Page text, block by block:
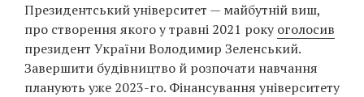
Президентський університет — майбутній виш,
про створення якого у травні 2021 рокуоголосив
президент України Володимир Зеленський.
Завершити будівництво й розпочати навчання
планують уже 2023-го. Фінансування університету